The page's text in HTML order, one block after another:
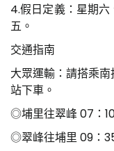
4.假日定義：星期
五。
交通指南
大眾運輸：請搭乘
站下車。
◎埔里往翠峰 07：
◎翠峰往埔里 09：